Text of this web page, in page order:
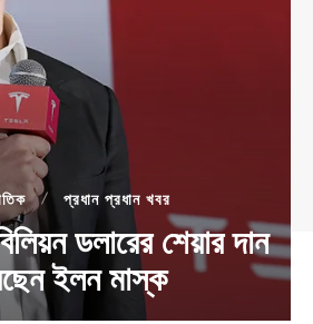
প্রধান প্রধান খবর
ডলারের শেয়ার দান
ইলন মাস্ক